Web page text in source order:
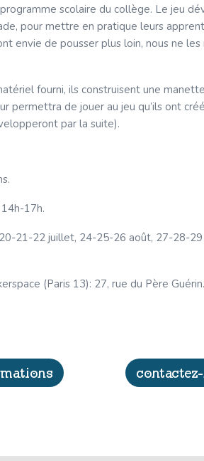
scolaire du collège. Le jeu
pour mettre en pratique leurs
envie de pousser plus loin, nous ne
fourni, ils construisent une
permettra de jouer au jeu qu’ils ont
par la suite).
17h.
21-22 juillet, 24-25-26 août, 27-28-
(Paris 13): 27, rue du Père Guérin.